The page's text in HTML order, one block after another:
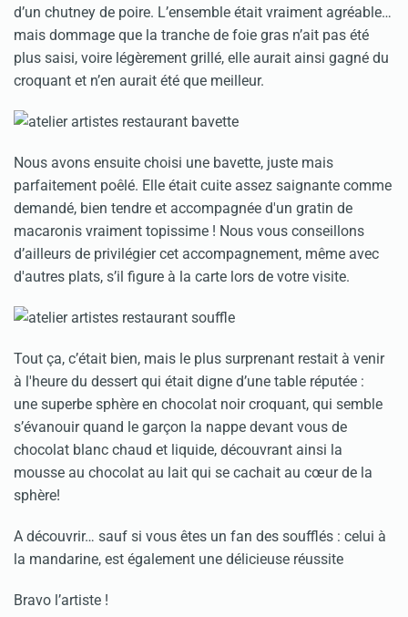
d’un chutney de poire. L’ensemble était vraiment agréable…
mais dommage que la tranche de foie gras n’ait pas été
plus saisi, voire légèrement grillé, elle aurait ainsi gagné du
croquant et n’en aurait été que meilleur.
Nous avons ensuite choisi une bavette, juste mais
parfaitement poêlé. Elle était cuite assez saignante comme
demandé, bien tendre et accompagnée d'un gratin de
macaronis vraiment topissime ! Nous vous conseillons
d’ailleurs de privilégier cet accompagnement, même avec
d'autres plats, s’il figure à la carte lors de votre visite.
Tout ça, c’était bien, mais le plus surprenant restait à venir
à l'heure du dessert qui était digne d’une table réputée :
une superbe sphère en chocolat noir croquant, qui semble
s’évanouir quand le garçon la nappe devant vous de
chocolat blanc chaud et liquide, découvrant ainsi la
mousse au chocolat au lait qui se cachait au cœur de la
sphère!
A découvrir… sauf si vous êtes un fan des soufflés : celui à
la mandarine, est également une délicieuse réussite
Bravo l’artiste !